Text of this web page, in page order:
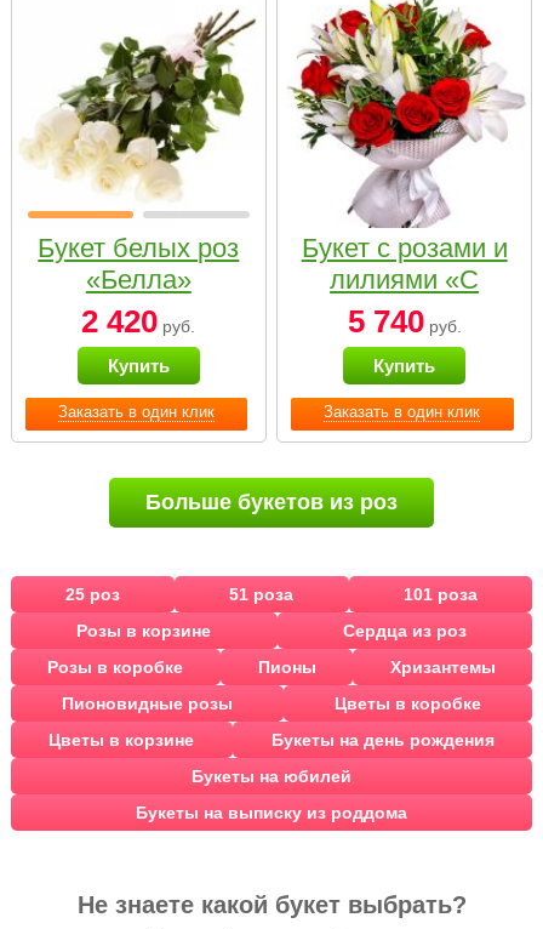
Заказать в один клик
Букет белых роз
«Белла»
2 420 руб.
Купить
Заказать в один клик
Букет с розами и
лилиями «С
наилучшими
пожеланиями»
5 740руб.
Купить
Больше букетов из роз
25 роз 51 роза
101 роза
Розы в корзине
Сердца из роз
Розы в коробке
Пионы
Хризантемы
Пионовидные розы
Цветы в коробке
Цветы в корзине
Букеты на день рождения
Букеты на юбилей
Букеты на выписку из роддома
Не знаете какой букет выбрать?